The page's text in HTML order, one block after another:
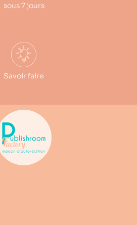
sous 7 jours
Savoir faire